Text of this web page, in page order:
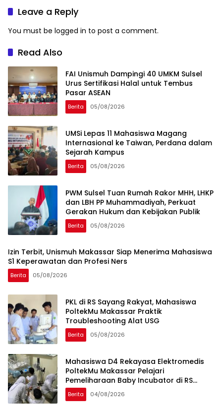
Leave a Reply
You must be logged in to post a comment.
Read Also
FAI Unismuh Dampingi 40 UMKM Sulsel
Urus Sertifikasi Halal untuk Tembus
Pasar ASEAN
Berita 05/08/2026
UMSi Lepas 11 Mahasiswa Magang
Internasional ke Taiwan, Perdana dalam
Sejarah Kampus
Berita 05/08/2026
PWM Sulsel Tuan Rumah Rakor MHH, LHKP
dan LBH PP Muhammadiyah, Perkuat
Gerakan Hukum dan Kebijakan Publik
Berita 05/08/2026
Izin Terbit, Unismuh Makassar Siap Menerima Mahasiswa
S1 Keperawatan dan Profesi Ners
Berita 05/08/2026
PKL di RS Sayang Rakyat, Mahasiswa
PoltekMu Makassar Praktik
Troubleshooting Alat USG
Berita 05/08/2026
Mahasiswa D4 Rekayasa Elektromedis
PoltekMu Makassar Pelajari
Pemeliharaan Baby Incubator di RS
Unhas
Berita 04/08/2026